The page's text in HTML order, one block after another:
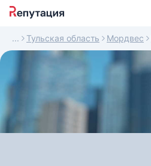
Тульская область Мордвес